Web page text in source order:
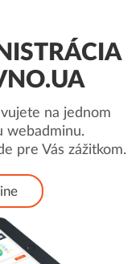
na jednom
webadminu.
pre Vás zážitkom.